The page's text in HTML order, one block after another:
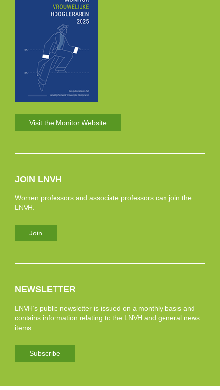
Visit the Monitor Website
JOIN LNVH
Women professors and associate professors can join the
LNVH.
Join
NEWSLETTER
LNVH’s public newsletter is issued on a monthly basis and
contains information relating to the LNVH and general news
items.
Subscribe